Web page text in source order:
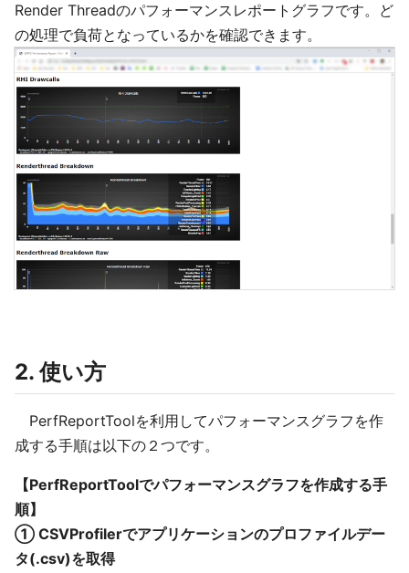
Render Threadのパフォーマンスレポートグラフです。ど
の処理で負荷となっているかを確認できます。
2. 使い方
PerfReportToolを利用してパフォーマンスグラフを作
成する手順は以下の２つです。
【PerfReportToolでパフォーマンスグラフを作成する手
順】
① CSVProfilerでアプリケーションのプロファイルデー
タ(.csv)を取得